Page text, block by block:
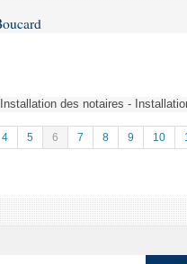
des notaires -
4 5 6 7 8 9 10